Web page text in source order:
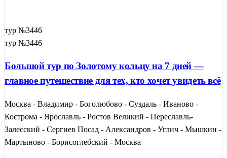
тур №3446
тур №3446
Большой тур по Золотому кольцу на 7 дней —
главное путешествие для тех, кто хочет увидеть всё
Москва - Владимир - Боголюбово - Суздаль - Иваново -
Кострома - Ярославль - Ростов Великий - Переславль-
Залесский - Сергиев Посад - Александров - Углич - Мышкин -
Мартыново - Борисоглебский - Москва